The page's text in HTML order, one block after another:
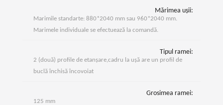
Mărimea ușii:
Marimile standarte: 880*2040 mm sau 960*2040 mm.
Marimele individuale se efectuează la comandă.
Tipul ramei:
2 (două) profile de etanșare,cadru la ușă are un profil de
buclă închisă încovoiat
Grosimea ramei:
125 mm